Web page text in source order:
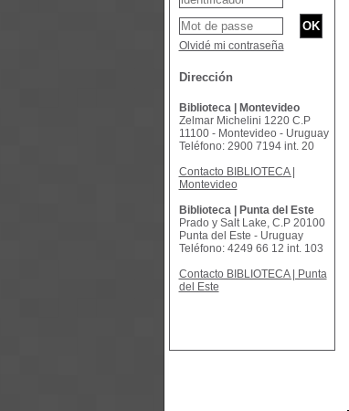
Olvidé mi contraseña
Dirección
Biblioteca | Montevideo
Zelmar Michelini 1220 C.P
11100 - Montevideo - Uruguay
Teléfono: 2900 7194 int. 20
Contacto BIBLIOTECA |
Montevideo
Biblioteca | Punta del Este
Prado y Salt Lake, C.P 20100
Punta del Este - Uruguay
Teléfono: 4249 66 12 int. 103
Contacto BIBLIOTECA | Punta
del Este